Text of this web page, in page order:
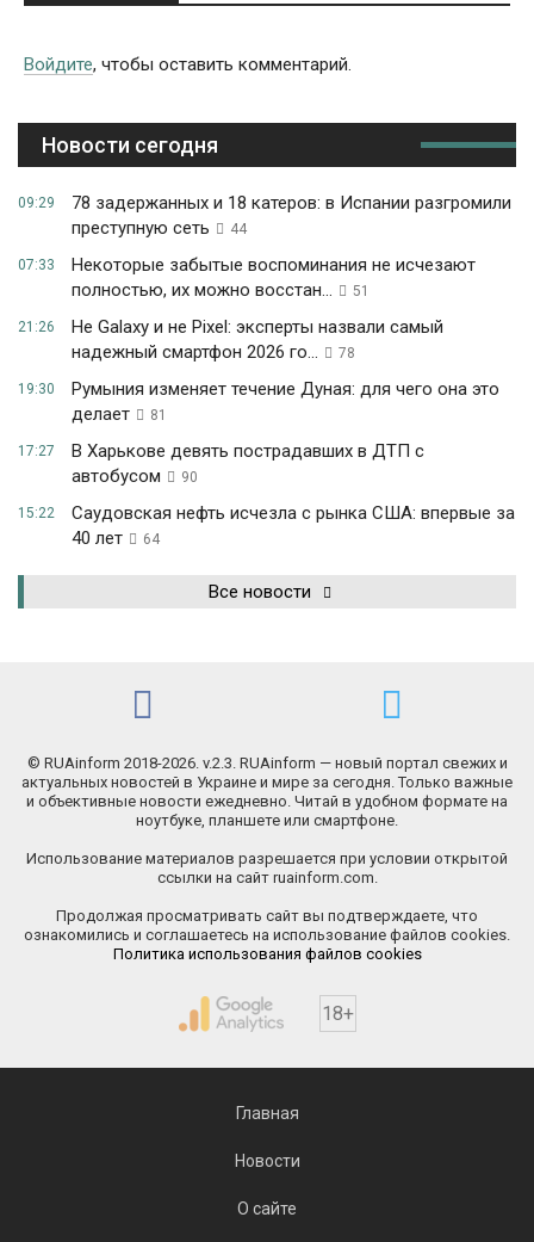
Войдите, чтобы оставить комментарий.
Новости сегодня
09:29
78 задержанных и 18 катеров: в Испании разгромили
преступную сеть
44
07:33
Некоторые забытые воспоминания не исчезают
полностью, их можно восстан...
51
21:26
Не Galaxy и не Pixel: эксперты назвали самый
надежный смартфон 2026 го...
78
19:30
Румыния изменяет течение Дуная: для чего она это
делает
81
17:27
В Харькове девять пострадавших в ДТП с
автобусом
90
15:22
Саудовская нефть исчезла с рынка США: впервые за
40 лет
64
Все новости
© RUAinform 2018-2026. v.2.3. RUAinform — новый портал свежих и
актуальных новостей в Украине и мире за сегодня. Только важные
и объективные новости ежедневно. Читай в удобном формате на
ноутбуке, планшете или смартфоне.
Использование материалов разрешается при условии открытой
ссылки на сайт ruainform.com.
Продолжая просматривать сайт вы подтверждаете, что
ознакомились и соглашаетесь на использование файлов cookies.
Политика использования файлов cookies
18+
Главная
Новости
О сайте